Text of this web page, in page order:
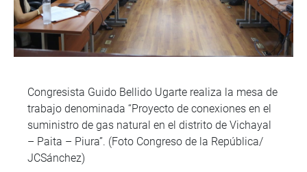
Congresista Guido Bellido Ugarte realiza la mesa de
trabajo denominada “Proyecto de conexiones en el
suministro de gas natural en el distrito de Vichayal
– Paita – Piura”. (Foto Congreso de la República/
JCSánchez)